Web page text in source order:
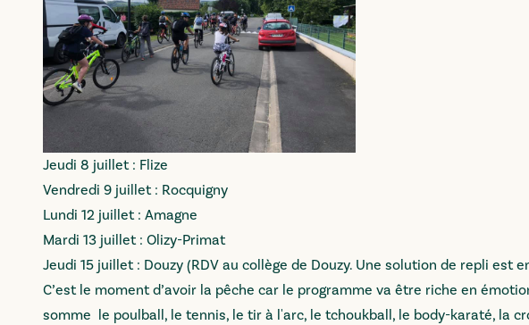
Jeudi 8 juillet : Flize
Vendredi 9 juillet : Rocquigny
Lundi 12 juillet : Amagne
Mardi 13 juillet : Olizy-Primat
Jeudi 15 juillet : Douzy (RDV au collège de Douzy. Une solution de repli est
C’est le moment d’avoir la pêche car le programme va être riche en
somme le poulball, le tennis, le tir à l'arc, le tchoukball, le body-karaté, la